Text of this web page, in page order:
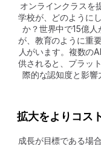
オンラインクラスを
学校が、どのように
か？世界中で15億
が、教育のように重
人がいます。複数の
供されると、プラッ
際的な認知度と影響
拡大をよりコス
成長が目標である場